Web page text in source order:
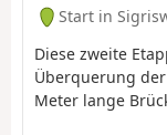
Start in
Diese zweite
Überquerung
Meter lange